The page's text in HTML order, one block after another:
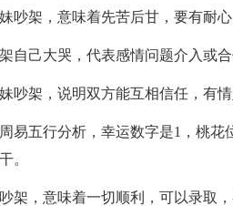
吵架，意味着先苦后甘，要有耐心
自己大哭，代表感情问题介入或合
吵架，说明双方能互相信任，有情
易五行分析，幸运数字是1，桃
。
架，意味着一切顺利，可以录取，